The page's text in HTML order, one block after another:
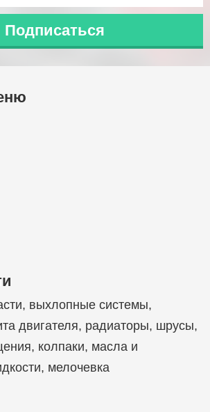
, выхлопные системы,
двигателя, радиаторы, шрусы,
, колпаки, масла и
, мелочевка